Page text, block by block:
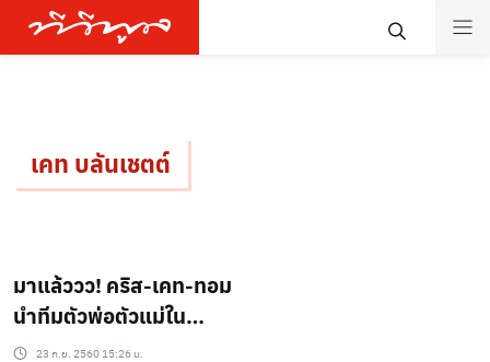
เคท บลันเชตต์
มาแล้ววว! คริส-เคท-ทอม
นำทีมตัวพ่อตัวแม่ใน
THOR : RAGNAROK ศึก
23 ก.ย. 2560 15:26 น.